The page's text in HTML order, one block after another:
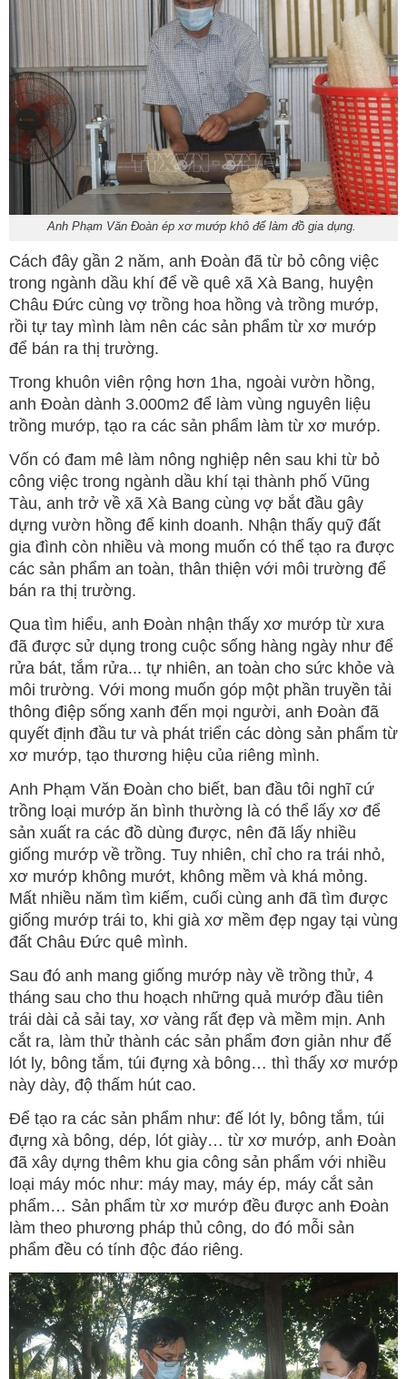
Anh Phạm Văn Đoàn ép xơ mướp khô để làm đồ gia dụng.
Cách đây gần 2 năm, anh Đoàn đã từ bỏ công việc
trong ngành dầu khí để về quê xã Xà Bang, huyện
Châu Đức cùng vợ trồng hoa hồng và trồng mướp,
rồi tự tay mình làm nên các sản phẩm từ xơ mướp
để bán ra thị trường.
Trong khuôn viên rộng hơn 1ha, ngoài vườn hồng,
anh Đoàn dành 3.000m2 để làm vùng nguyên liệu
trồng mướp, tạo ra các sản phẩm làm từ xơ mướp.
Vốn có đam mê làm nông nghiệp nên sau khi từ bỏ
công việc trong ngành dầu khí tại thành phố Vũng
Tàu, anh trở về xã Xà Bang cùng vợ bắt đầu gây
dựng vườn hồng để kinh doanh. Nhận thấy quỹ đất
gia đình còn nhiều và mong muốn có thể tạo ra được
các sản phẩm an toàn, thân thiện với môi trường để
bán ra thị trường.
Qua tìm hiểu, anh Đoàn nhận thấy xơ mướp từ xưa
đã được sử dụng trong cuộc sống hàng ngày như để
rửa bát, tắm rửa... tự nhiên, an toàn cho sức khỏe và
môi trường. Với mong muốn góp một phần truyền tải
thông điệp sống xanh đến mọi người, anh Đoàn đã
quyết định đầu tư và phát triển các dòng sản phẩm từ
xơ mướp, tạo thương hiệu của riêng mình.
Anh Phạm Văn Đoàn cho biết, ban đầu tôi nghĩ cứ
trồng loại mướp ăn bình thường là có thể lấy xơ để
sản xuất ra các đồ dùng được, nên đã lấy nhiều
giống mướp về trồng. Tuy nhiên, chỉ cho ra trái nhỏ,
xơ mướp không mướt, không mềm và khá mỏng.
Mất nhiều năm tìm kiếm, cuối cùng anh đã tìm được
giống mướp trái to, khi già xơ mềm đẹp ngay tại vùng
đất Châu Đức quê mình.
Sau đó anh mang giống mướp này về trồng thử, 4
tháng sau cho thu hoạch những quả mướp đầu tiên
trái dài cả sải tay, xơ vàng rất đẹp và mềm mịn. Anh
cắt ra, làm thử thành các sản phẩm đơn giản như đế
lót ly, bông tắm, túi đựng xà bông… thì thấy xơ mướp
này dày, độ thấm hút cao.
Để tạo ra các sản phẩm như: đế lót ly, bông tắm, túi
đựng xà bông, dép, lót giày… từ xơ mướp, anh Đoàn
đã xây dựng thêm khu gia công sản phẩm với nhiều
loại máy móc như: máy may, máy ép, máy cắt sản
phẩm… Sản phẩm từ xơ mướp đều được anh Đoàn
làm theo phương pháp thủ công, do đó mỗi sản
phẩm đều có tính độc đáo riêng.